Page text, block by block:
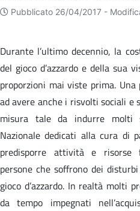
Pubblicato 26/04/2017 -
Durante l’ultimo decennio, la
del gioco d’azzardo e della sua
proporzioni mai viste prima.
ad avere anche i risvolti sociali e
misura tale da indurre molti
Nazionale dedicati alla cura di
predisporre attività e risorse
persone che soffrono dei
gioco d’azzardo. In realtà molti
da tempo impegnati